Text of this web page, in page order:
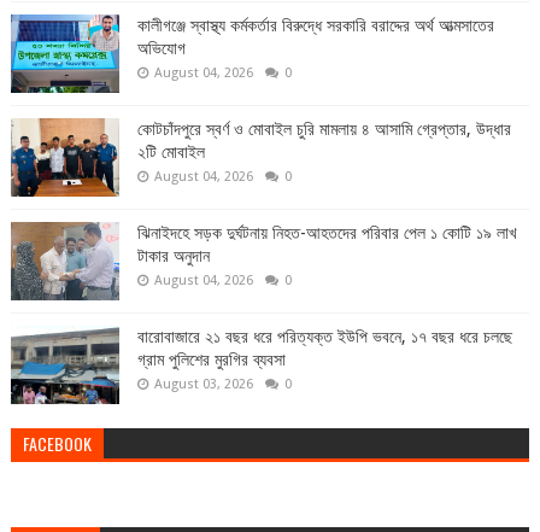
কালীগঞ্জে স্বাস্থ্য কর্মকর্তার বিরুদ্ধে সরকারি বরাদ্দের অর্থ আত্মসাতের
অভিযোগ
August 04, 2026 0
কোটচাঁদপুরে স্বর্ণ ও মোবাইল চুরি মামলায় ৪ আসামি গ্রেপ্তার, উদ্ধার
২টি মোবাইল
August 04, 2026 0
ঝিনাইদহে সড়ক দুর্ঘটনায় নিহত-আহতদের পরিবার পেল ১ কোটি ১৯ লাখ
টাকার অনুদান
August 04, 2026 0
বারোবাজারে ২১ বছর ধরে পরিত্যক্ত ইউপি ভবনে, ১৭ বছর ধরে চলছে
গ্রাম পুলিশের মুরগির ব্যবসা
August 03, 2026 0
FACEBOOK